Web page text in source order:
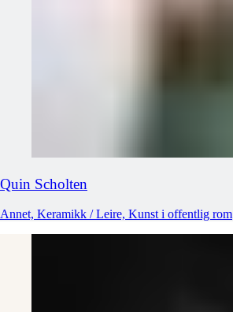
Quin Scholten
Annet, Keramikk / Leire, Kunst i offentlig rom